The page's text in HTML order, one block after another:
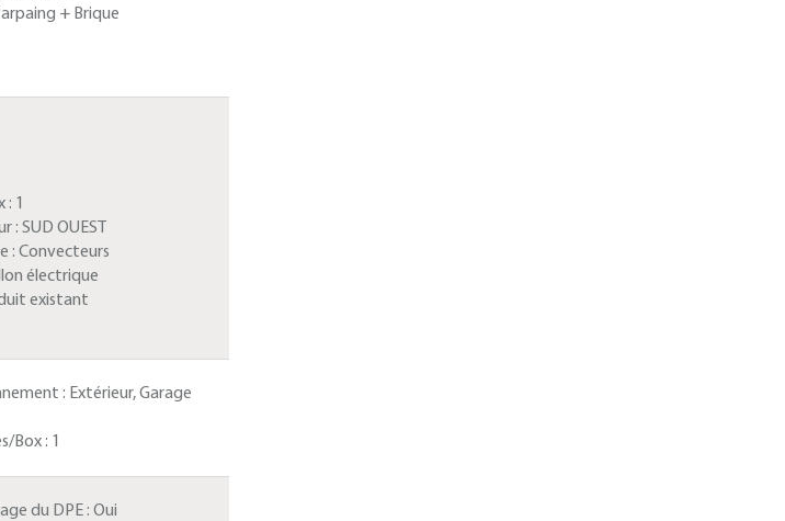
+ Brique
: 1
: SUD OUEST
: Convecteurs
électrique
existant
: Extérieur, Garage
Box : 1
du DPE : Oui